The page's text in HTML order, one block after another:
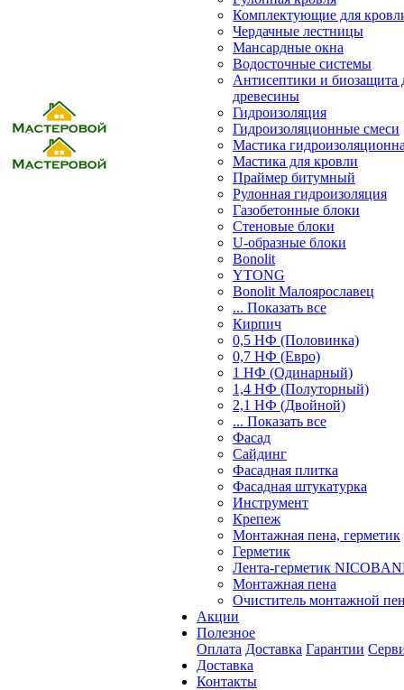
Комплектующие для
Чердачные лестницы
Мансардные окна
Водосточные системы
Антисептики и биозащита
древесины
Гидроизоляция
Гидроизоляционные смеси
Мастика
Мастика для кровли
Праймер битумный
Рулонная гидроизоляция
Газобетонные блоки
Стеновые блоки
U-образные блоки
Bonolit
YTONG
Bonolit Малоярославец
... Показать все
Кирпич
0,5 НФ (Половинка)
0,7 НФ (Евро)
1 НФ (Одинарный)
1,4 НФ (Полуторный)
2,1 НФ (Двойной)
... Показать все
Фасад
Сайдинг
Фасадная плитка
Фасадная штукатурка
Инструмент
Крепеж
Монтажная пена, герметик
Герметик
Лента-герметик
Монтажная пена
Очиститель монтажной
Акции
Полезное
Оплата Доставка Гарантии
Доставка
Контакты